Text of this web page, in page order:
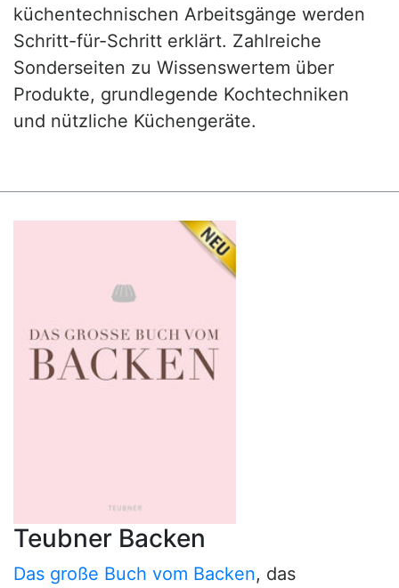
küchentechnischen Arbeitsgänge werden
Schritt-für-Schritt erklärt. Zahlreiche
Sonderseiten zu Wissenswertem über
Produkte, grundlegende Kochtechniken
und nützliche Küchengeräte.
Teubner Backen
Das große Buch vom Backen, das